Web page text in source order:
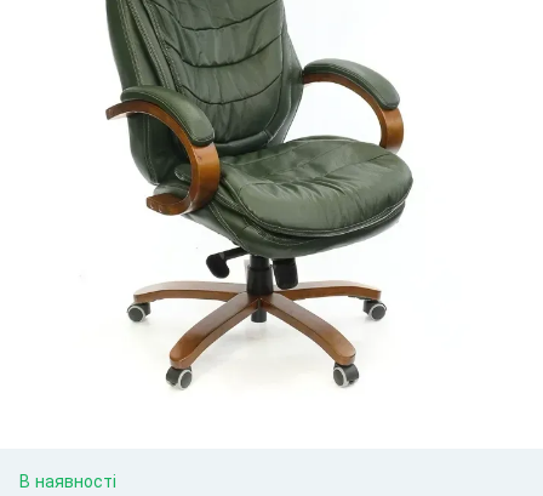
В наявності